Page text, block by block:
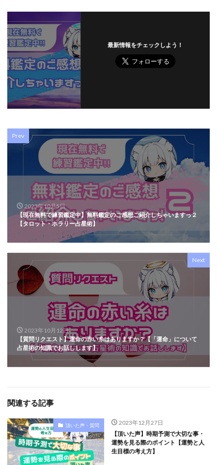
最新情報をチェックしよう！
Prev
2023年10月5日
【現在無料で練習鑑定中】無料鑑定のご感想ご紹介しちゃいますっ２
【タロット・ホラリー占星術】
Next
2023年10月12日
【質問リクエスト】運命の赤い糸はありますか？【「運命」について
占星術の知識でお話しします】
関連する記事
頂いた声・質問
2023年12月27日
【頂いた声】時期予測で大切な事・
運勢を見る際のポイント【運勢と人
生目標の考え方】